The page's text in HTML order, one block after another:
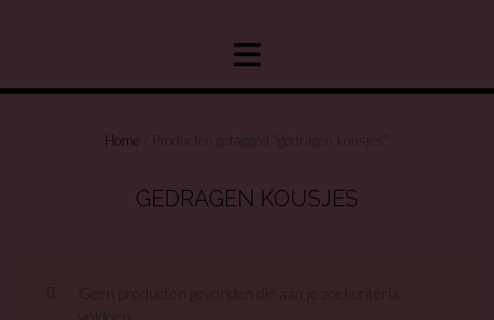
Home / Producten getagged “gedragen kousjes”
GEDRAGEN KOUSJES
Geen producten gevonden die aan je zoekcriteria
voldoen.